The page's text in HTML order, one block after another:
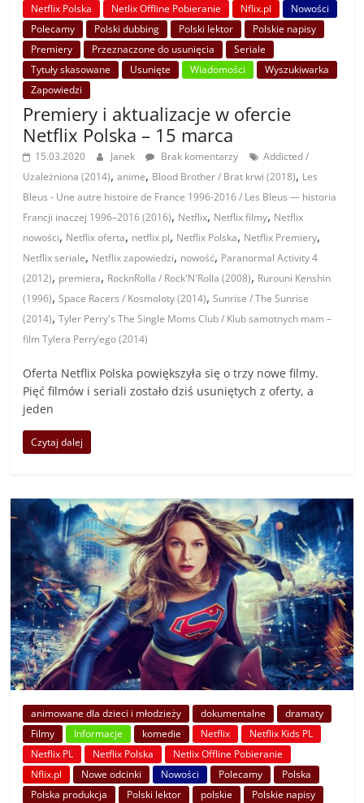
Netflix Polska
Netlix Offline Pobieranie Nflix.pl
Nowości
Polecamy
Polski dubbing Polski lektor
Polskie napisy
Premiery
Przeznaczone do usunięcia
Seriale
Tytuły skasowane
Usunięte Wiadomości
Wyszukiwarka
Zapowiedzi
Premiery i aktualizacje w ofercie
Netflix Polska – 15 marca
15.03.2020 Janek Brak komentarzy
Addicted /
Uzależniona (2014),anime, Blood Brother / Brat krwi (2018), Les
Bleus - Une autre histoire de France 1996-2016 / Les Bleus — historia
Francji inaczej 1996–2016 (2016), Netflix, Netflix filmy, Netflix
nowości, Netflix oferta, netflix pl, Netflix Polska, Netflix Premiery,
Netflix seriale, Netflix zapowiedzi, nowość, Paranormal Activity 4
(2012), premiera, RocknRolla / Rock'N'Rolla (2008), Rurouni Kenshin
(1996),Space Racers / Kosmoloty (2014),Sunrise / The Sunrise
(2014),Tyler Perry's The Single Moms Club / Klub samotnych mam –
film Tylera Perry’ego (2014)
Oferta Netflix Polska powiększyła się o trzy nowe filmy.
Pięć filmów i seriali zostało dziś usuniętych z oferty, a
jeden
Czytaj dalej
animowane dla dzieci i młodzieży dokumentalne
dramaty
Filmy
Informacje komedie Netflix
Netflix Kids PL
Netflix PL
Netflix Polska
Netlix Offline Pobieranie
Nflix.pl
Nowe odcinki Nowości Polecamy
Polska
Polska produkcja
Polski lektor polskie
Polskie napisy